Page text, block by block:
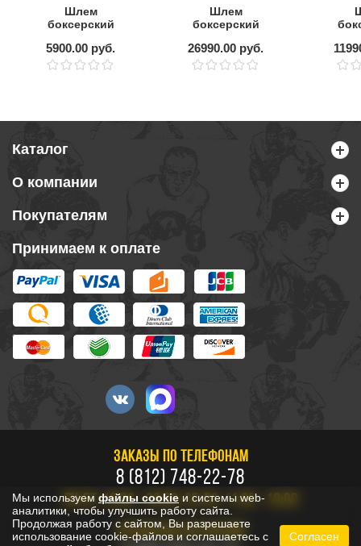
Шлем
боксерский
RINGSIDE Combat
Grappling
5900.00 руб.
Шлем
боксерский
Professional
Headgear
26990.00 руб.
Каталог
О компании
Покупателям
Принимаем к оплате
ЗАКАЗЫ ПО ТЕЛЕФОНАМ
8 (812) 748-22-78
ПН-ПТ: 10:00 - 20:00, СБ-ВС: 11:00 - 18:00
БЕСПЛАТНО ПО РОССИИ
Мы используем файлы cookie и системы web-
аналитики, чтобы улучшить работу сайта.
Продолжая работу с сайтом, Вы разрешаете
использование cookie-файлов и соглашаетесь с
Согласен